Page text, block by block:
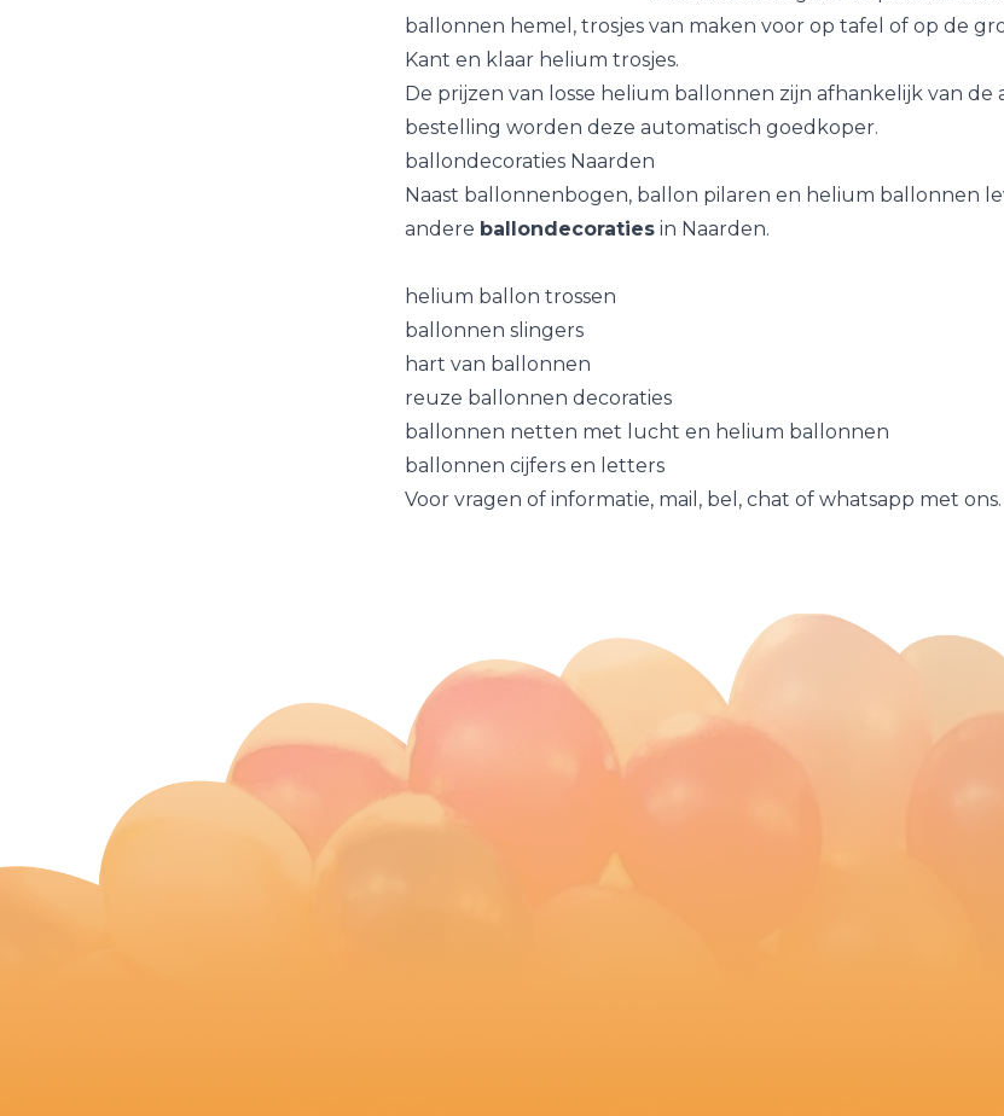
ballonnen hemel, trosjes van maken voor op tafel of op de
Kant en klaar helium trosjes.
De prijzen van losse helium ballonnen zijn afhankelijk van de
bestelling worden deze automatisch goedkoper.
ballondecoraties Naarden
Naast ballonnenbogen, ballon pilaren en helium ballonnen
andere ballondecoratiesin Naarden.
helium ballon trossen
ballonnen slingers
hart van ballonnen
reuze ballonnen decoraties
ballonnen netten met lucht en helium ballonnen
ballonnen cijfers en letters
Voor vragen of informatie, mail, bel, chat of whatsapp met ons.